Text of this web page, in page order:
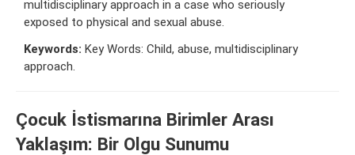
multidisciplinary approach in a case who seriously
exposed to physical and sexual abuse.
Keywords: Key Words: Child, abuse, multidisciplinary
approach.
Çocuk İstismarına Birimler Arası
Yaklaşım: Bir Olgu Sunumu